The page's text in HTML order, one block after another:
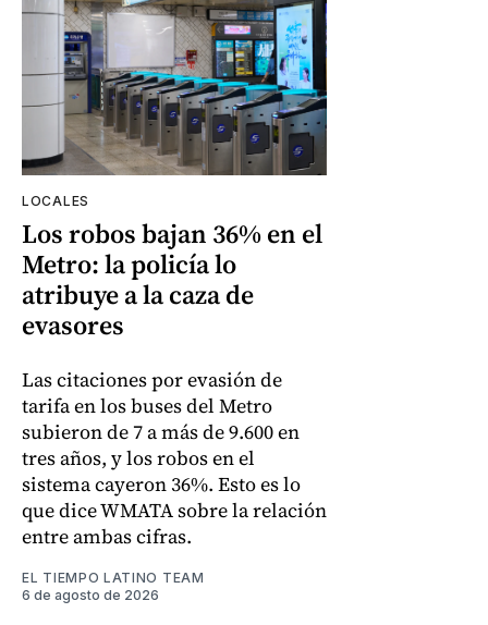
LOCALES
Los robos bajan 36% en el
Metro: la policía lo
atribuye a la caza de
evasores
Las citaciones por evasión de
tarifa en los buses del Metro
subieron de 7 a más de 9.600 en
tres años, y los robos en el
sistema cayeron 36%. Esto es lo
que dice WMATA sobre la relación
entre ambas cifras.
EL TIEMPO LATINO TEAM
6 de agosto de 2026